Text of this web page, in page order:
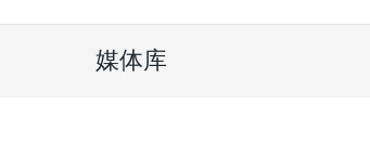
媒体库